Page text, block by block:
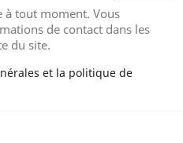
à tout moment. Vous
de contact dans les
du site.
et la politique de